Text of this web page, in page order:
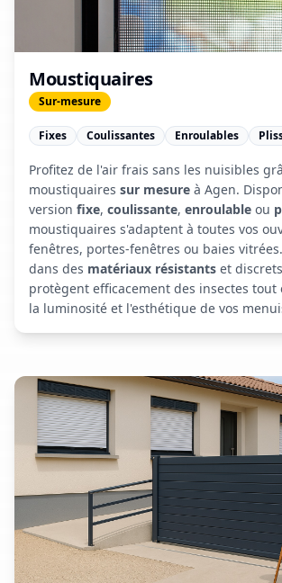
Moustiquaires
Sur-mesure
Fixes Coulissantes Enroulables
Profitez de l'air frais sans les nuisibles
moustiquaires sur mesure à Agen.
version fixe, coulissante, enroulable ou
moustiquaires s'adaptent à toutes vos
fenêtres, portes-fenêtres ou baies
dans des matériaux résistants et
protègent efficacement des insectes tout
la luminosité et l'esthétique de vos